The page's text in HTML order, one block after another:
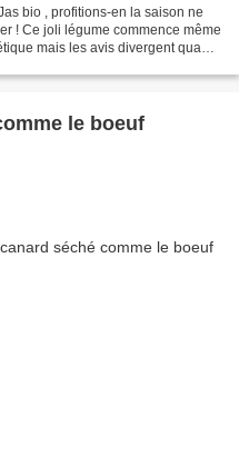
bio , profitions-en la saison ne
! Ce joli légume commence même
mais les avis divergent quant
le boeuf